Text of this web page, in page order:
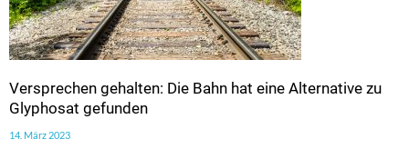
Versprechen gehalten: Die Bahn hat eine Alternative zu
Glyphosat gefunden
14. März 2023